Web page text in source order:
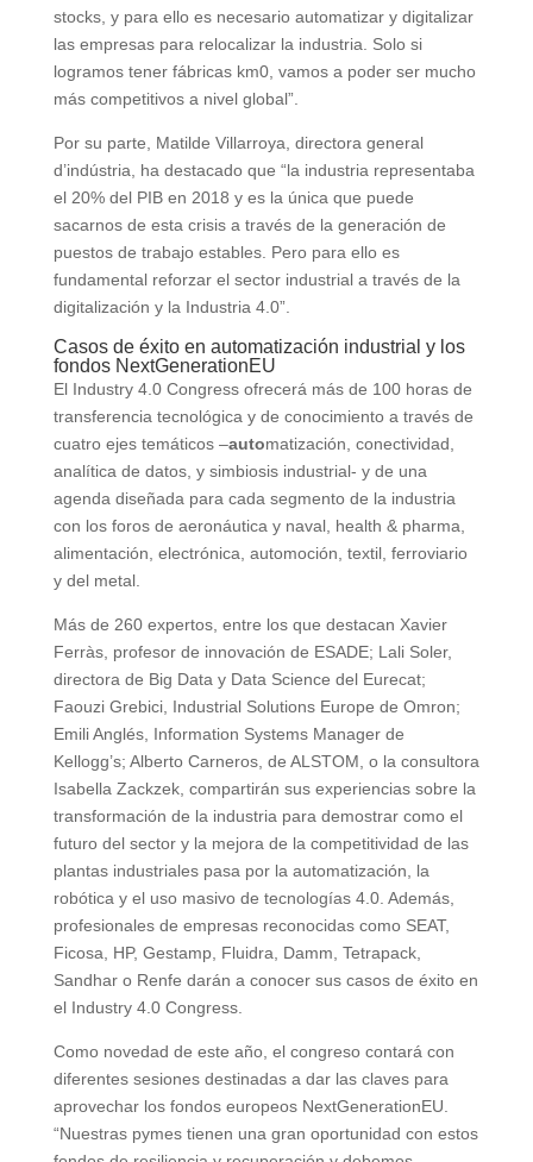
stocks, y para ello es necesario automatizar y digitalizar
las empresas para relocalizar la industria. Solo si
logramos tener fábricas km0, vamos a poder ser mucho
más competitivos a nivel global”.
Por su parte, Matilde Villarroya, directora general
d’indústria, ha destacado que “la industria representaba
el 20% del PIB en 2018 y es la única que puede
sacarnos de esta crisis a través de la generación de
puestos de trabajo estables. Pero para ello es
fundamental reforzar el sector industrial a través de la
digitalización y la Industria 4.0”.
Casos de éxito en automatización industrial y los
fondos NextGenerationEU
El Industry 4.0 Congress ofrecerá más de 100 horas de
transferencia tecnológica y de conocimiento a través de
cuatro ejes temáticos –automatización, conectividad,
analítica de datos, y simbiosis industrial- y de una
agenda diseñada para cada segmento de la industria
con los foros de aeronáutica y naval, health & pharma,
alimentación, electrónica, automoción, textil, ferroviario
y del metal.
Más de 260 expertos, entre los que destacan Xavier
Ferràs, profesor de innovación de ESADE; Lali Soler,
directora de Big Data y Data Science del Eurecat;
Faouzi Grebici, Industrial Solutions Europe de Omron;
Emili Anglés, Information Systems Manager de
Kellogg’s; Alberto Carneros, de ALSTOM, o la consultora
Isabella Zackzek, compartirán sus experiencias sobre la
transformación de la industria para demostrar como el
futuro del sector y la mejora de la competitividad de las
plantas industriales pasa por la automatización, la
robótica y el uso masivo de tecnologías 4.0. Además,
profesionales de empresas reconocidas como SEAT,
Ficosa, HP, Gestamp, Fluidra, Damm, Tetrapack,
Sandhar o Renfe darán a conocer sus casos de éxito en
el Industry 4.0 Congress.
Como novedad de este año, el congreso contará con
diferentes sesiones destinadas a dar las claves para
aprovechar los fondos europeos NextGenerationEU.
“Nuestras pymes tienen una gran oportunidad con estos